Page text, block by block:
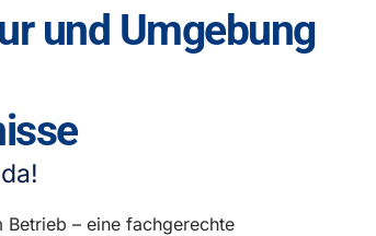
und Umgebung
– eine fachgerechte